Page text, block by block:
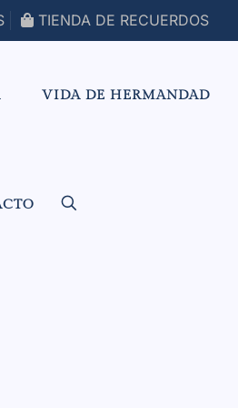
TIENDA DE RECUERDOS
VIDA DE HERMANDAD